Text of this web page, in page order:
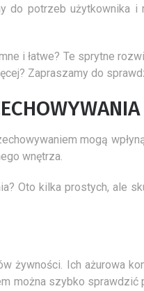
do potrzeb użytkownika
i łatwe? Te sprytne
Zapraszamy do
mogą
wnętrza.
Oto kilka prostych, ale
żywności. Ich ażurowa
można szybko sprawdzić
0
strony hobby,